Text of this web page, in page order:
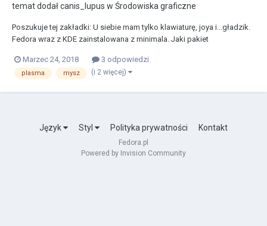
temat dodałcanis_lupus w Środowiska graficzne
Poszukuje tej zakładki: U siebie mam tylko klawiaturę, joya i...gładzik.
Fedora wraz z KDE zainstalowana z minimala. Jaki pakiet
Marzec 24, 2018
3 odpowiedzi
plasma mysz (i 2 więcej)
Język Styl Polityka prywatności Kontakt
Fedora.pl
Powered by Invision Community